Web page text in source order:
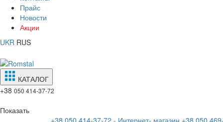
Прайс
Новости
Акции
UKR RUS
КАТАЛОГ
+38 050 414-37-72
Показать
+38 050 414-37-72 - Интернет- магазин +38 050